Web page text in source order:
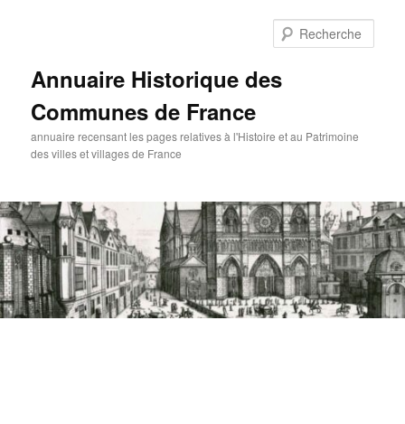
Annuaire Historique des
Communes de France
annuaire recensant les pages relatives à l'Histoire et au Patrimoine
des villes et villages de France